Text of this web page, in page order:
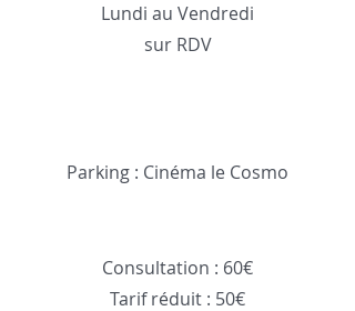
Lundi au Vendredi
sur RDV
Parking : Cinéma le Cosmo
Consultation : 60€
Tarif réduit : 50€